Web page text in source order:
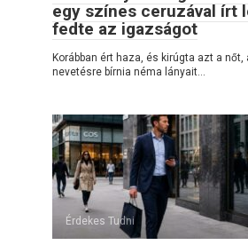
egy színes ceruzával írt
fedte az igazságot
Korábban ért haza, és kirúgta azt a
nevetésre bírnia néma lányait…
Érdekes Tudni